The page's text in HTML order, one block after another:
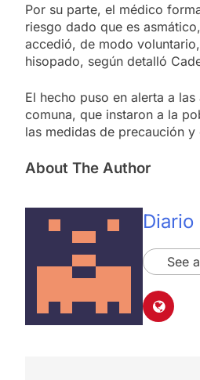
Por su parte, el médico
riesgo dado que es
accedió, de modo
hisopado, según detalló
El hecho puso en alerta a
comuna, que instaron a la
las medidas de precaución
About The Author
Diario
See